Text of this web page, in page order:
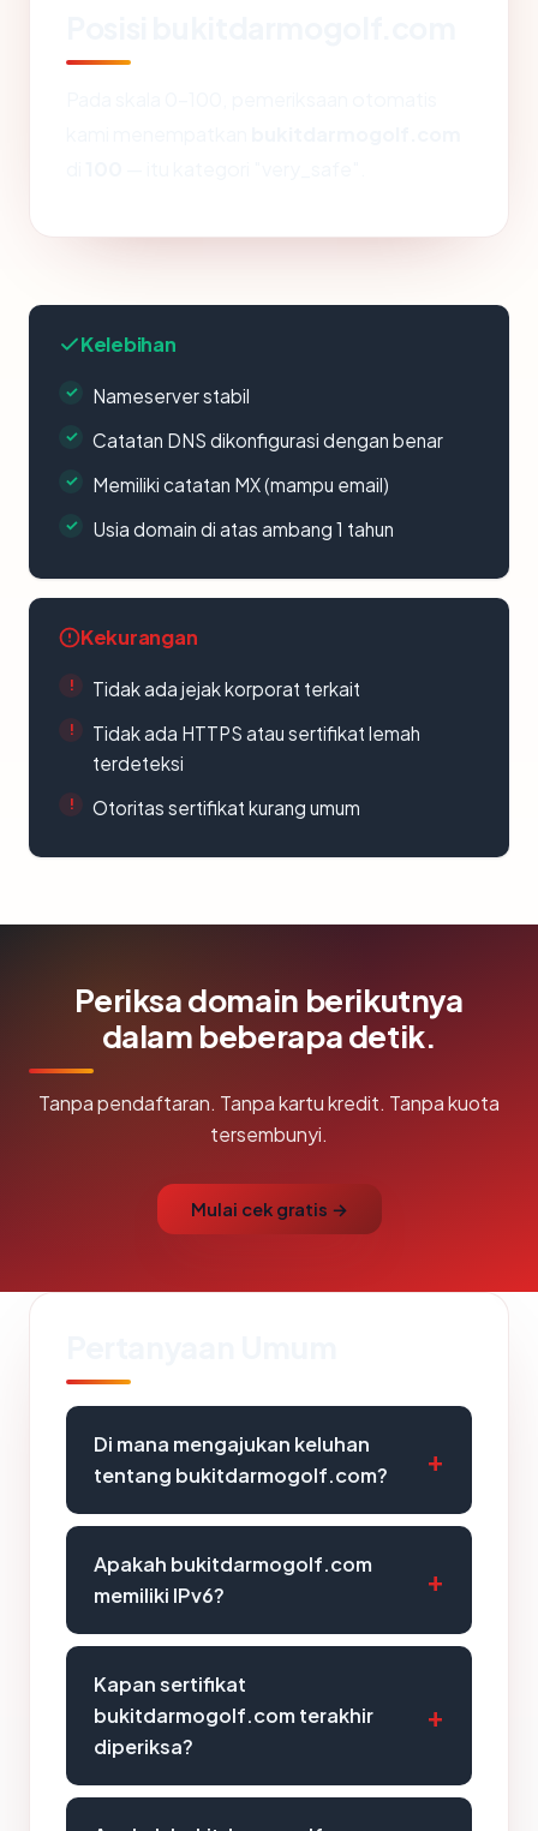
Kelebihan
Nameserver stabil
Catatan DNS dikonfigurasi dengan benar
Memiliki catatan MX (mampu email)
Usia domain di atas ambang 1 tahun
Kekurangan
Tidak ada jejak korporat terkait
Tidak ada HTTPS atau sertifikat lemah
terdeteksi
Otoritas sertifikat kurang umum
Periksa domain berikutnya
dalam beberapa detik.
Tanpa pendaftaran. Tanpa kartu kredit. Tanpa kuota
tersembunyi.
Mulai cek gratis →
Di mana mengajukan keluhan
tentang bukitdarmogolf.com?
Apakah bukitdarmogolf.com
memiliki IPv6?
Kapan sertifikat
bukitdarmogolf.com terakhir
diperiksa?